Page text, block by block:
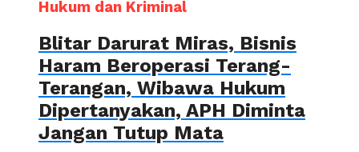
Hukum dan Kriminal
Blitar Darurat Miras, Bisnis
Haram Beroperasi Terang-
Terangan, Wibawa Hukum
Dipertanyakan, APH Diminta
Jangan Tutup Mata